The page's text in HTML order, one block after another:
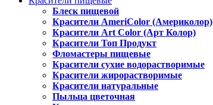
Блеск пищевой
Красители AmeriColor (Америколор)
Красители Art Color (Арт Колор)
Красители Топ Продукт
Фломастеры пищевые
Красители сухие водорастворимые
Красители жирорастворимые
Красители натуральные
Пыльца цветочная